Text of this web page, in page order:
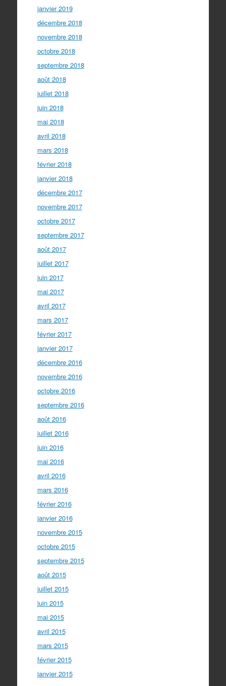
janvier 2019
décembre 2018
novembre 2018
octobre 2018
septembre 2018
août 2018
juillet 2018
juin 2018
mai 2018
avril 2018
mars 2018
février 2018
janvier 2018
décembre 2017
novembre 2017
octobre 2017
septembre 2017
août 2017
juillet 2017
juin 2017
mai 2017
avril 2017
mars 2017
février 2017
janvier 2017
décembre 2016
novembre 2016
octobre 2016
septembre 2016
août 2016
juillet 2016
juin 2016
mai 2016
avril 2016
mars 2016
février 2016
janvier 2016
novembre 2015
octobre 2015
septembre 2015
août 2015
juillet 2015
juin 2015
mai 2015
avril 2015
mars 2015
février 2015
janvier 2015